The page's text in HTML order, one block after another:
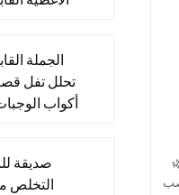
والتحويل إلى
الجملة
تحلل تفل
أكواب
صديقة
التخلص